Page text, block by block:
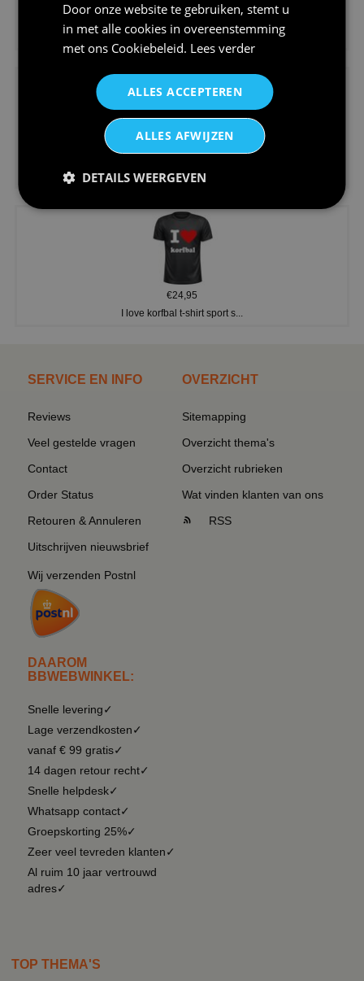
€24,95
Koningsdag shirt heren v-hals ...
€24,95
V-hals shirt rood wit blauw st...
€24,95
I love korfbal t-shirt sport s...
SERVICE EN INFO
Reviews
Veel gestelde vragen
Contact
Order Status
Retouren & Annuleren
Uitschrijven nieuwsbrief
Wij verzenden Postnl
DAAROM
BBWEBWINKEL:
Snelle levering✓
Lage verzendkosten✓
vanaf € 99 gratis✓
14 dagen retour recht✓
Snelle helpdesk✓
Whatsapp contact✓
Groepskorting 25%✓
Zeer veel tevreden klanten✓
Al ruim 10 jaar vertrouwd
adres✓
OVERZICHT
Sitemapping
Overzicht thema's
Overzicht rubrieken
Wat vinden klanten van ons
RSS
TOP THEMA'S
Door onze website te gebruiken, stemt u
in met alle cookies in overeenstemming
met ons Cookiebeleid. Lees verder
ALLES ACCEPTEREN
ALLES AFWIJZEN
DETAILS WEERGEVEN